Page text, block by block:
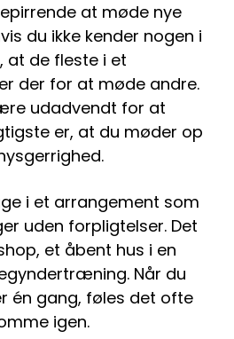
at møde nye
du ikke kender nogen i
at de fleste i et
der for at møde andre.
udadvendt for at
er, at du møder op
i et arrangement som
uden forpligtelser. Det
et åbent hus i en
Når du
én gang, føles det ofte
igen.